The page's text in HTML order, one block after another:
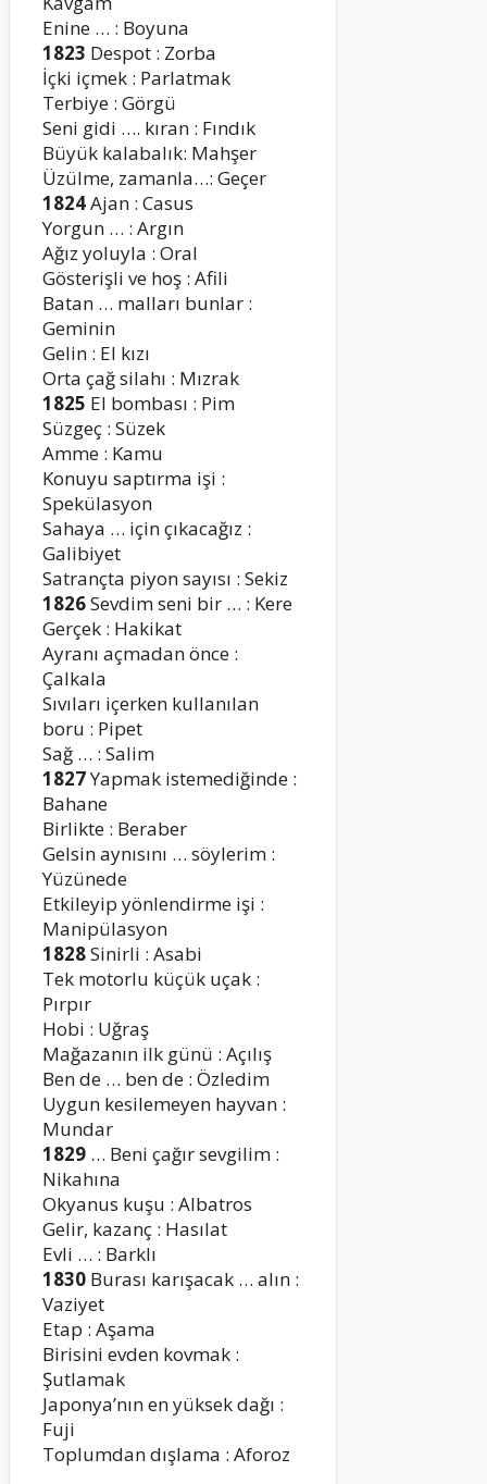
Enine … : Boyuna
1823 Despot : Zorba
İçki içmek : Parlatmak
Terbiye : Görgü
Seni gidi …. kıran : Fındık
Büyük kalabalık: Mahşer
Üzülme, zamanla…: Geçer
1824Ajan : Casus
Yorgun … : Argın
Ağız yoluyla : Oral
Gösterişli ve hoş : Afili
Batan … malları bunlar :
Geminin
Gelin : El kızı
Orta çağ silahı : Mızrak
1825 El bombası : Pim
Süzgeç : Süzek
Amme : Kamu
Konuyu saptırma işi :
Spekülasyon
Sahaya … için çıkacağız :
Galibiyet
Satrançta piyon sayısı : Sekiz
1826Sevdim seni bir … : Kere
Gerçek : Hakikat
Ayranı açmadan önce :
Çalkala
Sıvıları içerken kullanılan
boru : Pipet
Sağ … : Salim
1827Yapmak istemediğinde :
Bahane
Birlikte : Beraber
Gelsin aynısını … söylerim :
Yüzünede
Etkileyip yönlendirme işi :
Manipülasyon
1828Sinirli : Asabi
Tek motorlu küçük uçak :
Pırpır
Hobi : Uğraş
Mağazanın ilk günü : Açılış
Ben de … ben de : Özledim
Uygun kesilemeyen hayvan :
Mundar
1829 … Beni çağır sevgilim :
Nikahına
Okyanus kuşu : Albatros
Gelir, kazanç : Hasılat
Evli … : Barklı
1830 Burası karışacak … alın :
Vaziyet
Etap : Aşama
Birisini evden kovmak :
Şutlamak
Japonya’nın en yüksek dağı :
Fuji
Toplumdan dışlama : Aforoz